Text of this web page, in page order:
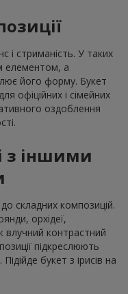
і стриманість. У таких
елементом, а
його форму. Букет
офіційних і сімейних
оздоблення
з іншими
складних композицій.
орхідеї,
влучний контрастний
підкреслюють
букет з ірисів на